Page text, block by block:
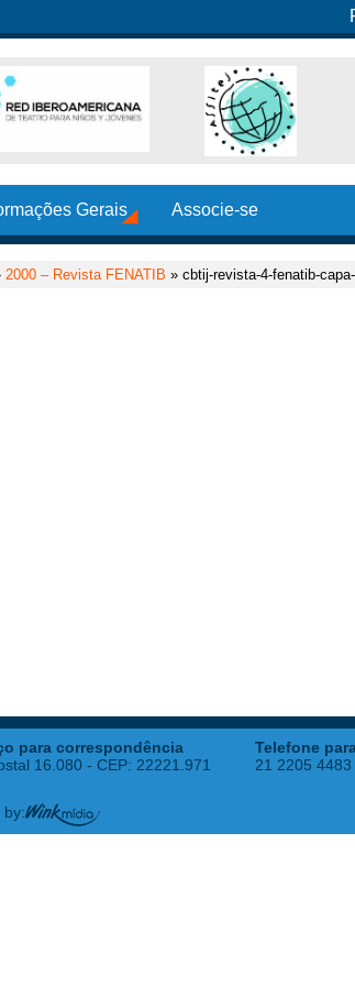
Gerais Associe-se
2000 – Revista FENATIB » cbtij-revista-4-fenatib-
para correspondência
16.080 - CEP: 22221.971
Telefone
21 2205 4483
by: